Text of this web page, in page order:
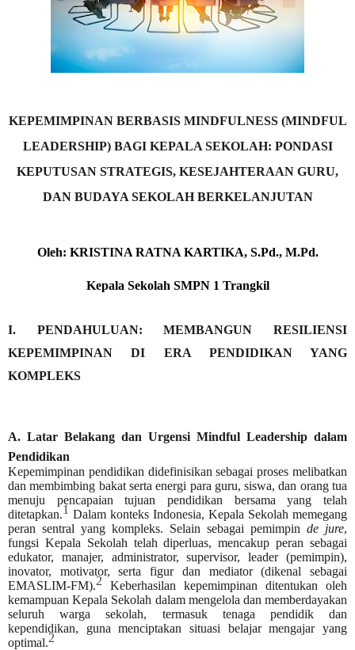
KEPEMIMPINAN BERBASIS MINDFULNESS (MINDFUL
LEADERSHIP) BAGI KEPALA SEKOLAH: PONDASI
KEPUTUSAN STRATEGIS, KESEJAHTERAAN GURU,
DAN BUDAYA SEKOLAH BERKELANJUTAN
Oleh: KRISTINA RATNA KARTIKA, S.Pd., M.Pd.
Kepala Sekolah SMPN 1 Trangkil
I. PENDAHULUAN: MEMBANGUN RESILIENSI
KEPEMIMPINAN DI ERA PENDIDIKAN YANG
KOMPLEKS
A. Latar Belakang dan Urgensi Mindful Leadership dalam
Pendidikan
Kepemimpinan pendidikan didefinisikan sebagai proses melibatkan
dan membimbing bakat serta energi para guru, siswa, dan orang tua
menuju pencapaian tujuan pendidikan bersama yang telah
ditetapkan.1 Dalam konteks Indonesia, Kepala Sekolah memegang
peran sentral yang kompleks. Selain sebagai pemimpin de jure,
fungsi Kepala Sekolah telah diperluas, mencakup peran sebagai
edukator, manajer, administrator, supervisor, leader (pemimpin),
inovator, motivator, serta figur dan mediator (dikenal sebagai
EMASLIM-FM).2 Keberhasilan kepemimpinan ditentukan oleh
kemampuan Kepala Sekolah dalam mengelola dan memberdayakan
seluruh warga sekolah, termasuk tenaga pendidik dan
kependidikan, guna menciptakan situasi belajar mengajar yang
optimal.2